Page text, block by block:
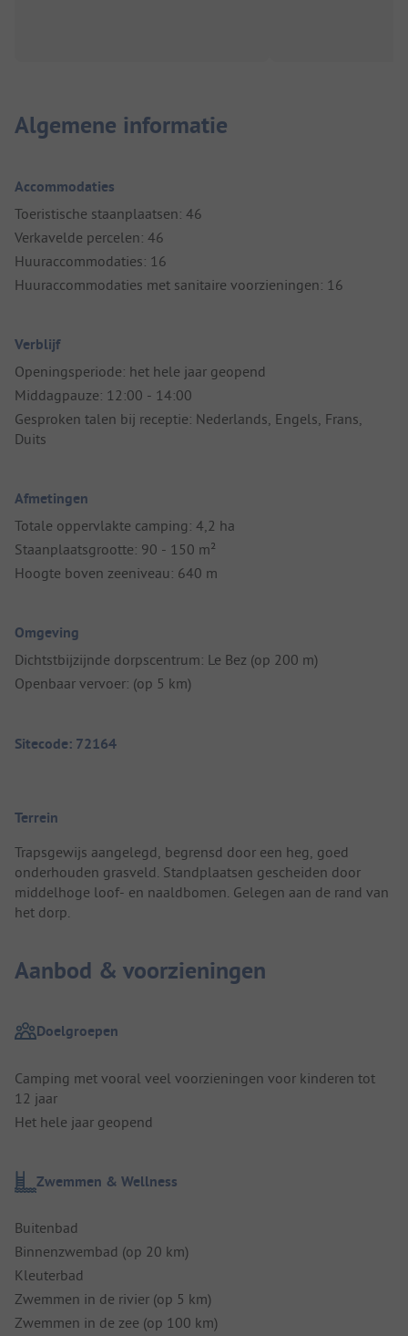
Algemene informatie
Accommodaties
Toeristische staanplaatsen: 46
Verkavelde percelen: 46
Huuraccommodaties: 16
Huuraccommodaties met sanitaire voorzieningen: 16
Verblijf
Openingsperiode: het hele jaar geopend
Middagpauze: 12:00 - 14:00
Gesproken talen bij receptie: Nederlands, Engels, Frans,
Duits
Afmetingen
Totale oppervlakte camping: 4,2 ha
Staanplaatsgrootte: 90 - 150 m²
Hoogte boven zeeniveau: 640 m
Omgeving
Dichtstbijzijnde dorpscentrum: Le Bez (op 200 m)
Openbaar vervoer: (op 5 km)
Sitecode: 72164
Terrein
Trapsgewijs aangelegd, begrensd door een heg, goed
onderhouden grasveld. Standplaatsen gescheiden door
middelhoge loof- en naaldbomen. Gelegen aan de rand van
het dorp.
Aanbod & voorzieningen
Doelgroepen
Camping met vooral veel voorzieningen voor kinderen tot
12 jaar
Het hele jaar geopend
Zwemmen & Wellness
Buitenbad
Binnenzwembad (op 20 km)
Kleuterbad
Zwemmen in de rivier (op 5 km)
Zwemmen in de zee (op 100 km)